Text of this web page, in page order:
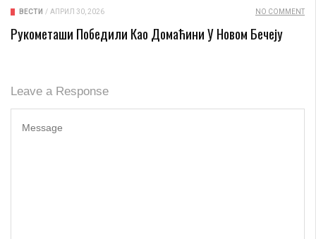
ВЕСТИ / АПРИЛ 30, 2026 NO COMMENT
Рукометаши Победили Као Домаћини У Новом Бечеју
Leave a Response